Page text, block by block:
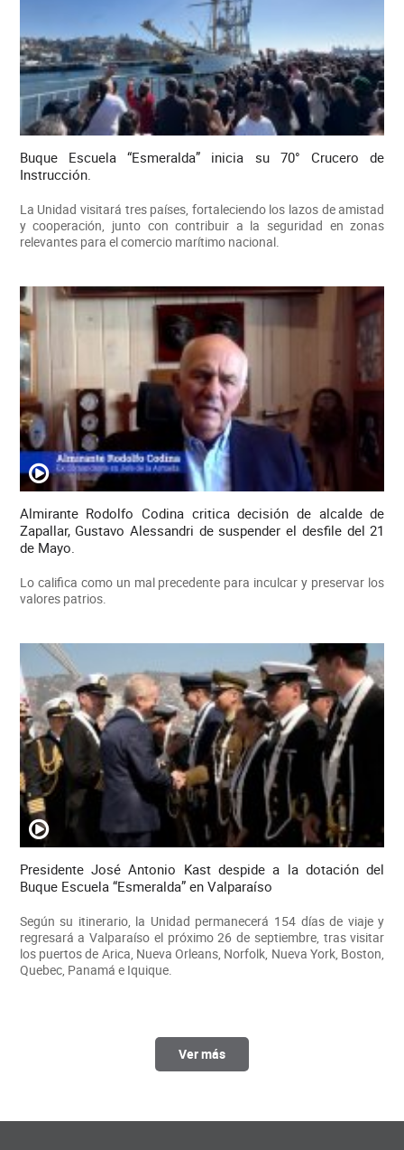
Buque Escuela “Esmeralda” inicia su 70° Crucero de
Instrucción.
La Unidad visitará tres países, fortaleciendo los lazos de amistad
y cooperación, junto con contribuir a la seguridad en zonas
relevantes para el comercio marítimo nacional.
Almirante Rodolfo Codina critica decisión de alcalde de
Zapallar, Gustavo Alessandri de suspender el desfile del 21
de Mayo.
Lo califica como un mal precedente para inculcar y preservar los
valores patrios.
Presidente José Antonio Kast despide a la dotación del
Buque Escuela “Esmeralda” en Valparaíso
Según su itinerario, la Unidad permanecerá 154 días de viaje y
regresará a Valparaíso el próximo 26 de septiembre, tras visitar
los puertos de Arica, Nueva Orleans, Norfolk, Nueva York, Boston,
Quebec, Panamá e Iquique.
Ver más